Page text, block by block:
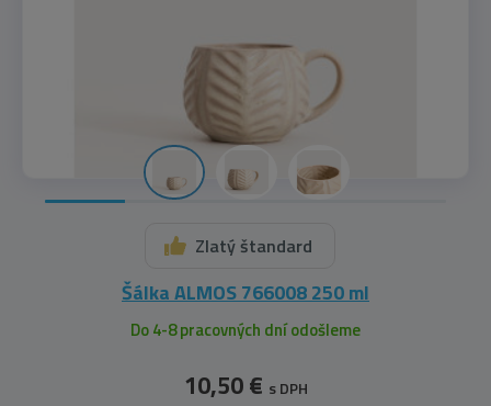
Zlatý štandard
Šálka ALMOS 766008 250 ml
Do 4-8 pracovných dní odošleme
10,50 € s DPH